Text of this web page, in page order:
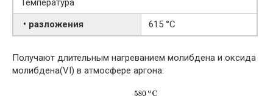
Температура
• разложения
615 °C
Получают длительным нагреванием молибдена и оксида
молибдена(VI) в атмосфере аргона: